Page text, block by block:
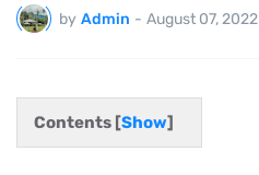
by Admin - August 07, 2022
Contents [Show]